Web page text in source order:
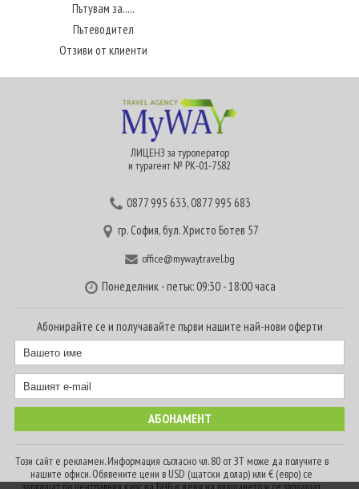
Пътувам за.....
Пътеводител
Отзиви от клиенти
ЛИЦЕНЗ за туроператор
и турагент № РК-01-7582
0877 995 633,0877 995 683
гр. София, бул. Христо Ботев 57
office@mywaytravel.bg
Понеделник - петък: 09:30 - 18:00 часа
Абонирайте се и получавайте първи нашите най-нови оферти
Този сайт е рекламен. Информация съгласно чл. 80 от ЗТ може да получите в
нашите офиси. Обявените цени в USD (щатски долар) или € (евро) се